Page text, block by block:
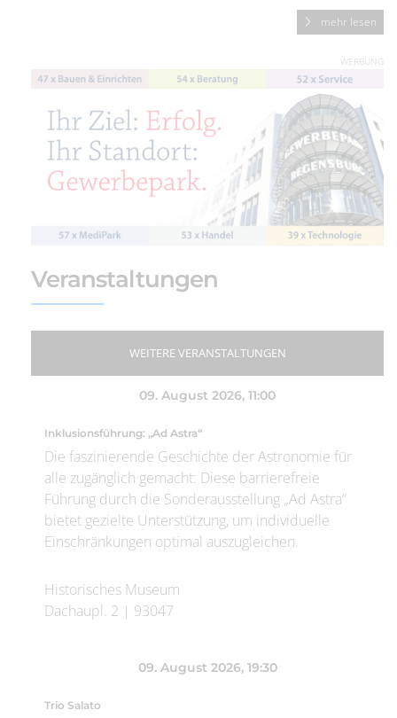
mehr lesen
WERBUNG
Veranstaltungen
WEITERE VERANSTALTUNGEN
09. August 2026, 11:00
Inklusionsführung: „Ad Astra“
Die faszinierende Geschichte der Astronomie für
alle zugänglich gemacht: Diese barrierefreie
Führung durch die Sonderausstellung „Ad Astra“
bietet gezielte Unterstützung, um individuelle
Einschränkungen optimal auszugleichen.
Historisches Museum
Dachaupl. 2 | 93047
09. August 2026, 19:30
Trio Salato